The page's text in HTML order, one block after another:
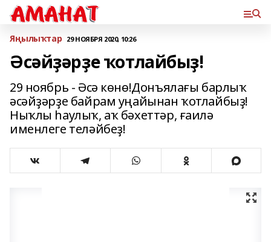
Яңылыҡтар 29 НОЯБРЯ 2020, 10:26
Әсәйҙәрҙе ҡотлайбыҙ!
29 ноябрь - Әсә көнө!Донъялағы барлыҡ
әсәйҙәрҙе байрам уңайынан ҡотлайбыҙ!
Ныҡлы һаулыҡ, аҡ бәхеттәр, ғаилә
именлеге теләйбеҙ!